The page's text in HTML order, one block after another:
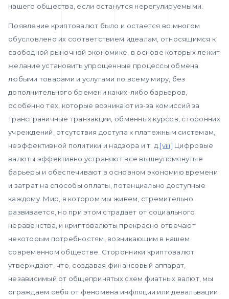
нашего общества, если останутся нерегулируемыми.
Появление криптовалют было и остается во многом
обусловлено их соответствием идеалам, относящимся к
свободной рыночной экономике, в основе которых лежит
желание установить упрощенные процессы обмена
любыми товарами и услугами по всему миру, без
дополнительного бремени каких-либо барьеров,
особенно тех, которые возникают из-за комиссий за
трансграничные транзакции, обменных курсов, сторонних
учреждений, отсутствия доступа к платежным системам,
неэффективной политики и надзора и т. д. [viii] Цифровые
валюты эффективно устраняют все вышеупомянутые
барьеры и обеспечивают в основном экономию времени
и затрат на способы оплаты, потенциально доступные
каждому. Мир, в котором мы живем, стремительно
развивается, но при этом страдает от социального
неравенства, и криптовалюты прекрасно отвечают
некоторым потребностям, возникающим в нашем
современном обществе. Сторонники криптовалют
утверждают, что, создавая финансовый аппарат,
независимый от общепринятых схем фиатных валют, мы
ограждаем себя от феномена инфляции или девальвации